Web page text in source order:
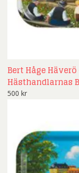
Bert Håge
Hästhandlarnas
500 kr